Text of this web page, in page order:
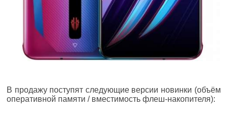
В продажу поступят следующие версии новинки (объём
оперативной памяти / вместимость флеш-накопителя):